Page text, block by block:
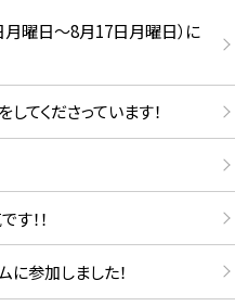
曜日～8月17日月曜日）に
てくださっています！
す！！
参加しました！